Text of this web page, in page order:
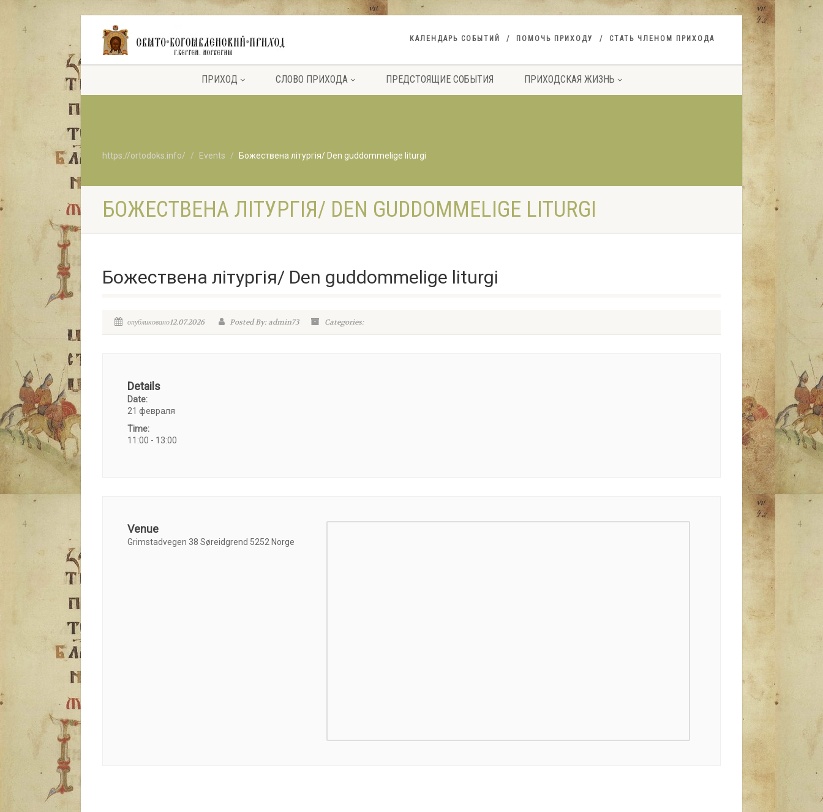
КАЛЕНДАРЬ СОБЫТИЙ ПОМОЧЬ ПРИХОДУ СТАТЬ ЧЛЕНОМ ПРИХОДА
ПРИХОД СЛОВО ПРИХОДА ПРЕДСТОЯЩИЕ СОБЫТИЯ ПРИХОДСКАЯ ЖИЗНЬ
https://ortodoks.info/ Events Божествена літургія/ Den guddommelige liturgi
БОЖЕСТВЕНА ЛІТУРГІЯ/ DEN GUDDOMMELIGE LITURGI
Божествена літургія/ Den guddommelige liturgi
опубликовано12.07.2026 Posted By: admin73 Categories:
Details
Date:
21 февраля
Time:
11:00 - 13:00
Venue
Grimstadvegen 38 Søreidgrend 5252 Norge